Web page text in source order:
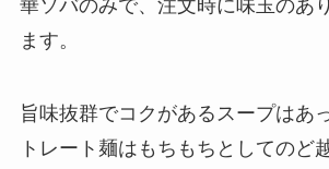
華ソバのみで、注文時に味玉のあ
ます。
旨味抜群でコクがあるスープはあ
トレート麺はもちもちとしてのど